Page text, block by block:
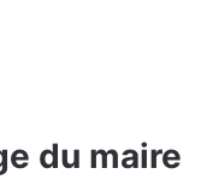
du maire